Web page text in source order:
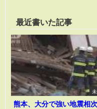
最近書いた記事
熊本、大分で強い地震相次